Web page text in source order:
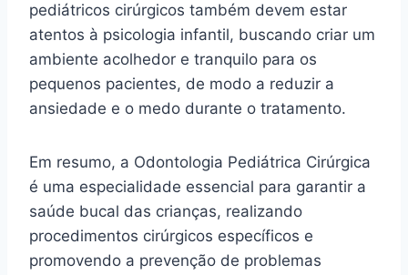
pediátricos cirúrgicos também devem estar
atentos à psicologia infantil, buscando criar um
ambiente acolhedor e tranquilo para os
pequenos pacientes, de modo a reduzir a
ansiedade e o medo durante o tratamento.
Em resumo, a Odontologia Pediátrica Cirúrgica
é uma especialidade essencial para garantir a
saúde bucal das crianças, realizando
procedimentos cirúrgicos específicos e
promovendo a prevenção de problemas